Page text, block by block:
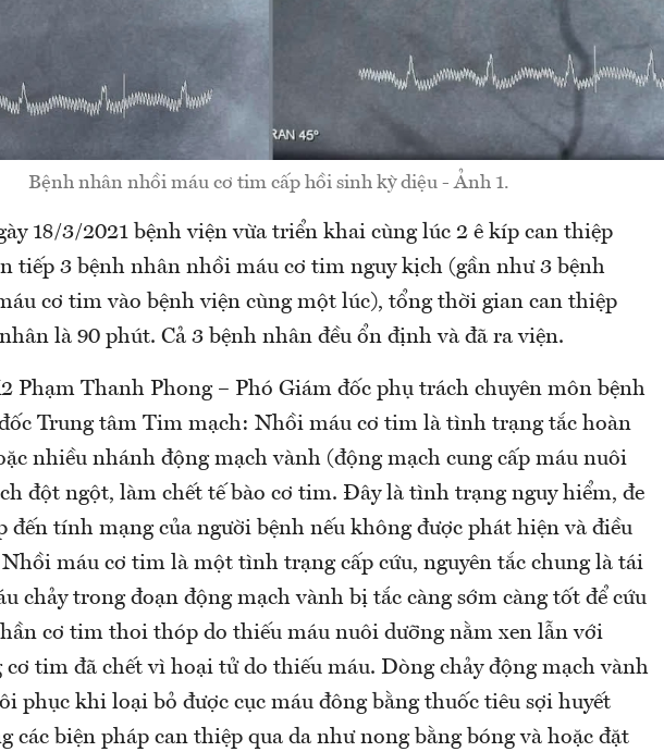
Bệnh nhân nhồi máu cơ tim cấp hồi sinh kỳ diệu - Ảnh 1.
18/3/2021 bệnh viện vừa triển khai cùng lúc 2 ê kíp can thiệp
tiếp 3 bệnh nhân nhồi máu cơ tim nguy kịch (gần như 3 bệnh
cơ tim vào bệnh viện cùng một lúc), tổng thời gian can thiệp
là 90 phút. Cả 3 bệnh nhân đều ổn định và đã ra viện.
Phạm Thanh Phong – Phó Giám đốc phụ trách chuyên môn bệnh
Trung tâm Tim mạch: Nhồi máu cơ tim là tình trạng tắc hoàn
nhiều nhánh động mạch vành (động mạch cung cấp máu nuôi
đột ngột, làm chết tế bào cơ tim. Đây là tình trạng nguy hiểm, đe
đến tính mạng của người bệnh nếu không được phát hiện và điều
máu cơ tim là một tình trạng cấp cứu, nguyên tắc chung là tái
chảy trong đoạn động mạch vành bị tắc càng sớm càng tốt để cứu
cơ tim thoi thóp do thiếu máu nuôi dưỡng nằm xen lẫn với
cơ tim đã chết vì hoại tử do thiếu máu. Dòng chảy động mạch vành
phục khi loại bỏ được cục máu đông bằng thuốc tiêu sợi huyết
các biện pháp can thiệp qua da như nong bằng bóng và hoặc đặt